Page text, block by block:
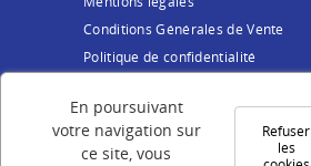
Conditions Générales de Vente
Politique de confidentialité
Votre compte
En poursuivant
votre navigation sur
ce site, vous
Refuser
les